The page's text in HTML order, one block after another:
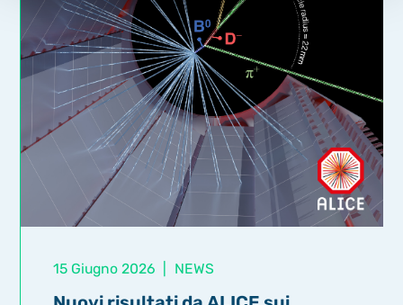
15 Giugno 2026 NEWS